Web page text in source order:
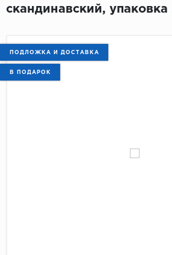
Паркетная доска
Инженерный паркет елка
скандинавский, упаковка
ПОДЛОЖКА И ДОСТАВКА
В ПОДАРОК